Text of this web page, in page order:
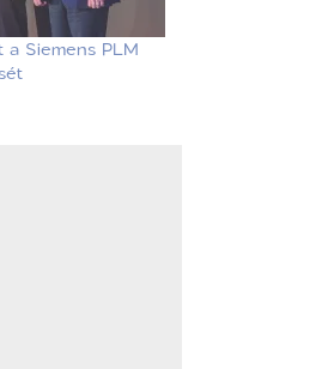
Siemens PLM